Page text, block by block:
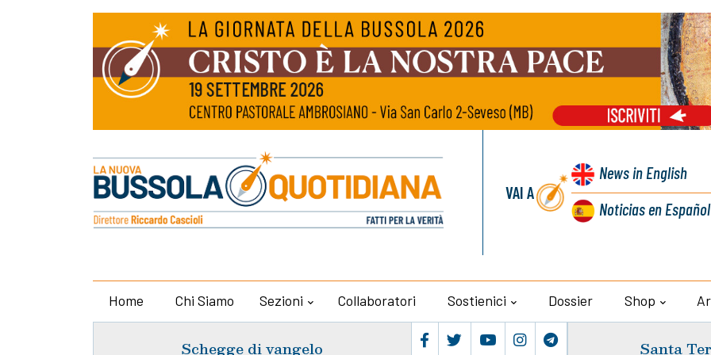
VAI A
Newsin English
Noticiasen Español
Home Chi Siamo Sezioni Collaboratori Sostienici Dossier Shop
Schegge di vangelo Santa